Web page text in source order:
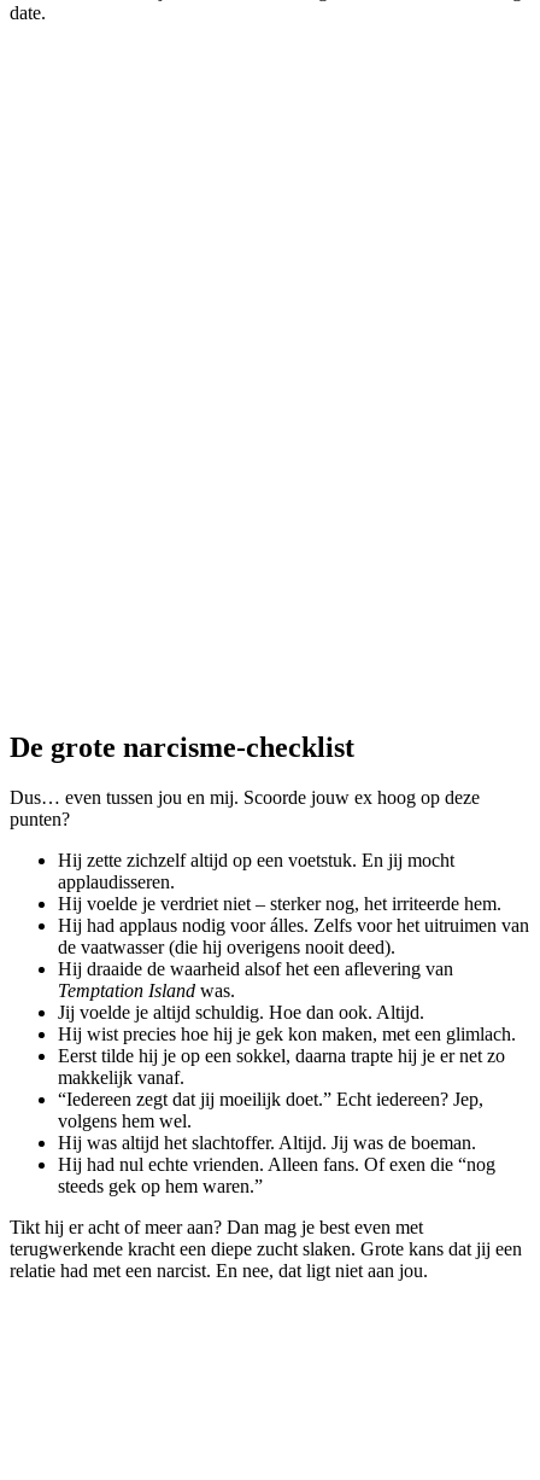
date.
De grote narcisme-checklist
Dus… even tussen jou en mij. Scoorde jouw ex hoog op deze
punten?
Hij zette zichzelf altijd op een voetstuk. En jij mocht
applaudisseren.
Hij voelde je verdriet niet – sterker nog, het irriteerde hem.
Hij had applaus nodig voor álles. Zelfs voor het uitruimen van
de vaatwasser (die hij overigens nooit deed).
Hij draaide de waarheid alsof het een aflevering van
Temptation Island was.
Jij voelde je altijd schuldig. Hoe dan ook. Altijd.
Hij wist precies hoe hij je gek kon maken, met een glimlach.
Eerst tilde hij je op een sokkel, daarna trapte hij je er net zo
makkelijk vanaf.
“Iedereen zegt dat jij moeilijk doet.” Echt iedereen? Jep,
volgens hem wel.
Hij was altijd het slachtoffer. Altijd. Jij was de boeman.
Hij had nul echte vrienden. Alleen fans. Of exen die “nog
steeds gek op hem waren.”
Tikt hij er acht of meer aan? Dan mag je best even met
terugwerkende kracht een diepe zucht slaken. Grote kans dat jij een
relatie had met een narcist. En nee, dat ligt niet aan jou.